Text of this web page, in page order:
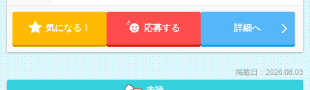
気になる！ 応募する 詳細へ
掲載日：2026.08.03